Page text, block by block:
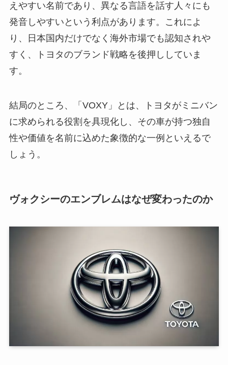
えやすい名前であり、異なる言語を話す人々にも
発音しやすいという利点があります。これによ
り、日本国内だけでなく海外市場でも認知されや
すく、トヨタのブランド戦略を後押ししていま
す。
結局のところ、「VOXY」とは、トヨタがミニバン
に求められる役割を具現化し、その車が持つ独自
性や価値を名前に込めた象徴的な一例といえるで
しょう。
ヴォクシーのエンブレムはなぜ変わったのか